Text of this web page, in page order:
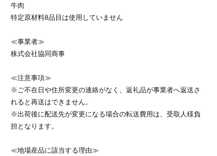
牛肉
特定原材料8品目は使用していません
≪事業者≫
株式会社協同商事
≪注意事項≫
※ご不在日や住所変更の連絡がなく、返礼品が事業者へ返送さ
れると再送はできません。
※出荷後に配送先が変更になる場合の転送費用は、受取人様負
担となります。
≪地場産品に該当する理由≫